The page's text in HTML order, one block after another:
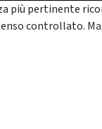
pertinente
controllato.